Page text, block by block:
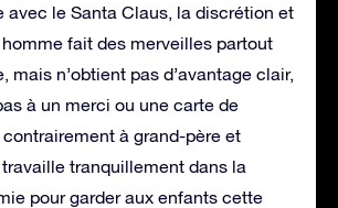
avec le Santa Claus, la discrétion et
homme fait des merveilles partout
mais n’obtient pas d’avantage clair,
à un merci ou une carte de
à grand-père et
tranquillement dans la
pour garder aux enfants cette